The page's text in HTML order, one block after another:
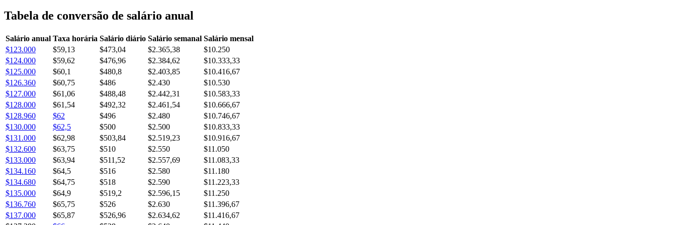
Tabela de conversão de salário anual
Salário anual Taxa horária Salário diário Salário semanal Salário mensal
$123.000
$59,13 $473,04 $2.365,38
$10.250
$124.000
$59,62 $476,96 $2.384,62
$10.333,33
$125.000
$60,1 $480,8 $2.403,85
$10.416,67
$126.360
$60,75 $486 $2.430
$10.530
$127.000
$61,06 $488,48 $2.442,31
$10.583,33
$128.000
$61,54 $492,32 $2.461,54
$10.666,67
$128.960
$62 $496 $2.480
$10.746,67
$130.000
$62,5 $500 $2.500
$10.833,33
$131.000
$62,98 $503,84 $2.519,23
$10.916,67
$132.600
$63,75 $510 $2.550
$11.050
$133.000
$63,94 $511,52 $2.557,69
$11.083,33
$134.160
$64,5 $516 $2.580
$11.180
$134.680
$64,75 $518 $2.590
$11.223,33
$135.000
$64,9 $519,2 $2.596,15
$11.250
$136.760
$65,75 $526 $2.630
$11.396,67
$137.000
$65,87 $526,96 $2.634,62
$11.416,67